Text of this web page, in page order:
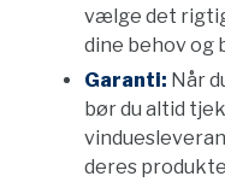
vælge det
dine behov og
Garanti: Når
bør du altid
deres